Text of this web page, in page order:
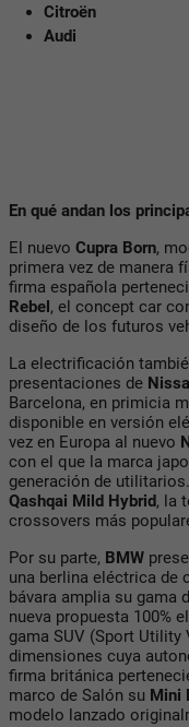
Citroën
Audi
En qué andan los
El nuevo Cupra Born,
primera vez de manera
firma española
Rebel, el concept car
diseño de los futuros
La electrificación
presentaciones de
Barcelona, en primicia
disponible en versión
vez en Europa al nuevo
con el que la marca
generación de
Qashqai Mild Hybrid, la
crossovers más
Por su parte, BMW
una berlina eléctrica de
bávara amplia su gama
nueva propuesta 100%
gama SUV (Sport Utility
dimensiones cuya
firma británica
marco de Salón su Mini
modelo lanzado